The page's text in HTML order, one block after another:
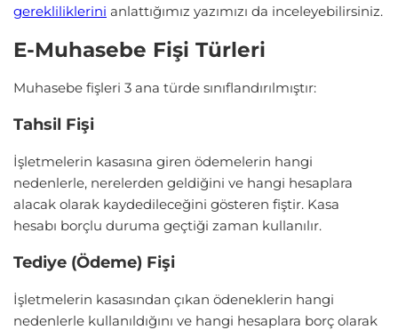
gerekliliklerini anlattığımız yazımızı da inceleyebilirsiniz.
E-Muhasebe Fişi Türleri
Muhasebe fişleri 3 ana türde sınıflandırılmıştır:
Tahsil Fişi
İşletmelerin kasasına giren ödemelerin hangi
nedenlerle, nerelerden geldiğini ve hangi hesaplara
alacak olarak kaydedileceğini gösteren fiştir. Kasa
hesabı borçlu duruma geçtiği zaman kullanılır.
Tediye (Ödeme) Fişi
İşletmelerin kasasından çıkan ödeneklerin hangi
nedenlerle kullanıldığını ve hangi hesaplara borç olarak